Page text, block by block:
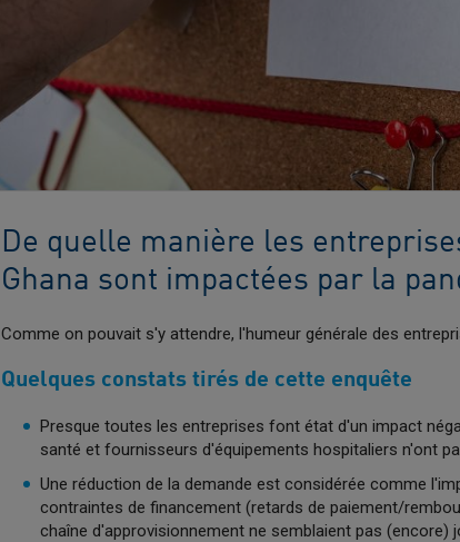
De quelle manière les
Ghana sont impactées par la
Comme on pouvait s'y attendre, l'humeur générale des
Quelques constats tirés de cette enquête
Presque toutes les entreprises font état d'un impact
santé et fournisseurs d'équipements hospitaliers n'ont
Une réduction de la demande est considérée comme
contraintes de financement (retards de paiement/
chaîne d'approvisionnement ne semblaient pas (encore)